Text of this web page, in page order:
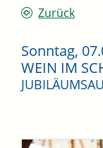
Zurück
Sonntag,
WEIN IM